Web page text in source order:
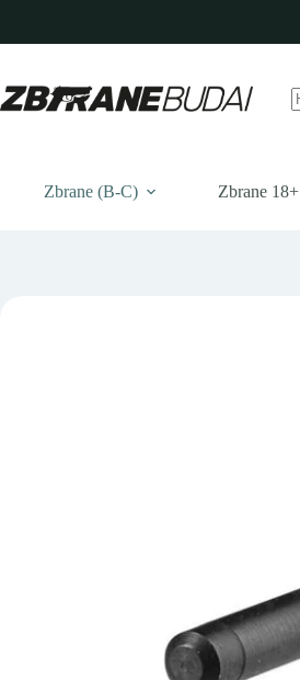
obsah
Zbrane (B-C) Zbrane